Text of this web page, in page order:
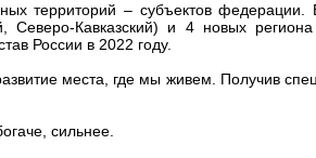
территорий – субъектов федерации.
Кавказский) и 4 новых
России в 2022 году.
места, где мы живем. Получив
сильнее.